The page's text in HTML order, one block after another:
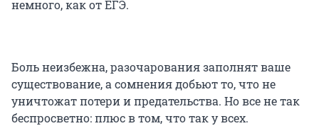
немного, как от ЕГЭ.
Боль неизбежна, разочарования заполнят ваше
существование, а сомнения добьют то, что не
уничтожат потери и предательства. Но все не так
беспросветно: плюс в том, что так у всех.